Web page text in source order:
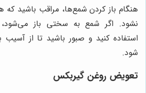
هنگام باز کردن شمع‌ها، مراقب باشید که
نشود. اگر شمع به سختی باز می‌شود،
استفاده کنید و صبور باشید تا از آسیب
شود.
تعویض روغن گیربکس